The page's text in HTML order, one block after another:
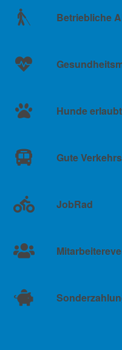
Betriebliche
Hunde erlaubt
Gute
JobRad